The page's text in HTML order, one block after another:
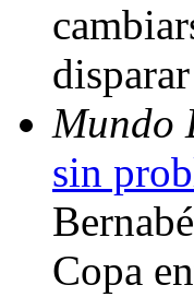
Mundo
sin
Copa